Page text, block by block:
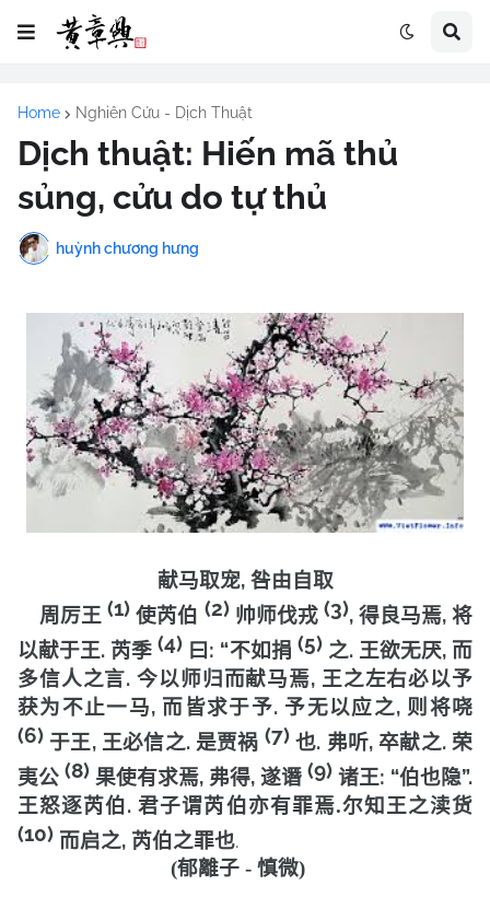
Home Nghiên Cứu - Dịch Thuật
Dịch thuật: Hiến mã thủ
sủng, cửu do tự thủ
huỳnh chương hưng
献马取宠, 咎由自取
周厉王 (1) 使芮伯 (2) 帅师伐戎 (3), 得良马焉,将
以献于王. 芮季 (4) 曰: “不如捐 (5) 之. 王欲无厌, 而
多信人之言.今以师归而献马焉, 王之左右必以予
获为不止一马, 而皆求于予. 予无以应之, 则将哓
(6) 于王, 王必信之. 是贾祸 (7) 也. 弗听, 卒献之. 荣
夷公 (8) 果使有求焉, 弗得, 遂谮 (9) 诸王: “伯也隐”.
王怒逐芮伯.君子谓芮伯亦有罪焉.尔知王之渎货
(10) 而启之, 芮伯之罪也.
(郁離子 - 慎微)